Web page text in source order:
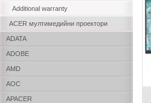
Additional warranty
ACER мултимедийни проектори
ADATA
ADOBE
AMD
AOC
APACER